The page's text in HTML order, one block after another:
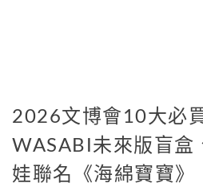
2026文博會10大必
WASABI未來版盲盒
娃聯名《海綿寶寶》